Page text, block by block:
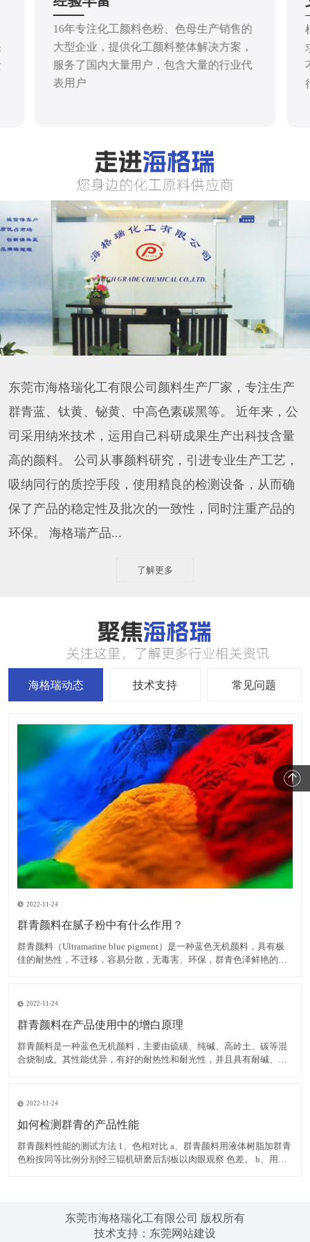
16年专注化工颜料色粉、色母生产销售的
大型企业，提供化工颜料整体解决方案，
服务了国内大量用户，包含大量的行业代
表用户
东莞市海格瑞化工有限公司颜料生产厂家，专注生产
群青蓝、钛黄、铋黄、中高色素碳黑等。 近年来，公
司采用纳米技术，运用自己科研成果生产出科技含量
高的颜料。 公司从事颜料研究，引进专业生产工艺，
吸纳同行的质控手段，使用精良的检测设备，从而确
保了产品的稳定性及批次的一致性，同时注重产品的
环保。 海格瑞产品...
了解更多
海格瑞动态 技术支持 常见问题
2022-11-24
群青颜料在腻子粉中有什么作用？
群青颜料（Ultramarine blue pigment）是一种蓝色无机颜料，具有极
佳的耐热性，不迁移，容易分散，无毒害、环保，群青色泽鲜艳的蓝
原料的灰暗色光，令腻子粉获得极
2022-11-24
群青颜料在产品使用中的增白原理
群青颜料是一种蓝色无机颜料，主要由硫磺、纯碱、高岭土、碳等混
合烧制成。其性能优异，有好的耐热性和耐光性，并且具有耐碱、不
在运用中不会导致同色异谱现象的出现，能消除白色物质内黄色色
2022-11-24
如何检测群青的产品性能
群青颜料性能的测试方法 1、色相对比 a、群青颜料用液体树脂加群青
色粉按同等比例分别经三辊机研磨后刮板以肉眼观察 色差。 b、用塑
东莞市海格瑞化工有限公司 版权所有
技术支持： 东莞网站建设